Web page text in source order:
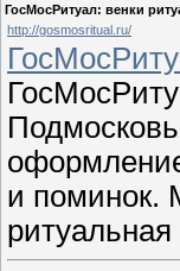
ГосМосРитуал: венки
http://gosmosritual.ru/
и поминок.